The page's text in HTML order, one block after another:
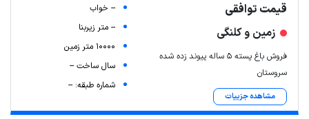
قیمت توافقی
زمین و کلنگی
فروش باغ پسته ۵ ساله پیوند زده شده
سروستان
مشاهده جزییات
-- خواب
-- متر زیربنا
10000 متر زمین
سال ساخت --
شماره طبقه: --